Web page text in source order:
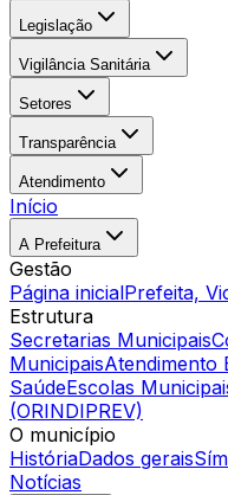
Legislação
Vigilância Sanitária
Setores
Transparência
Atendimento
Início
A Prefeitura
Gestão
Página inicialPrefeita,
Estrutura
Secretarias Municipais
MunicipaisAtendimento
SaúdeEscolas
(ORINDIPREV)
O município
HistóriaDados gerais
Notícias